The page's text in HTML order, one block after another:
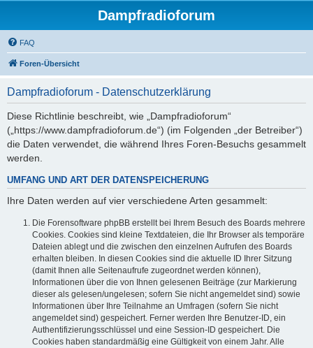
Dampfradioforum
FAQ
Foren-Übersicht
Dampfradioforum - Datenschutzerklärung
Diese Richtlinie beschreibt, wie „Dampfradioforum“
(„https://www.dampfradioforum.de“) (im Folgenden „der Betreiber“)
die Daten verwendet, die während Ihres Foren-Besuchs gesammelt
werden.
UMFANG UND ART DER DATENSPEICHERUNG
Ihre Daten werden auf vier verschiedene Arten gesammelt:
Die Forensoftware phpBB erstellt bei Ihrem Besuch des Boards mehrere
Cookies. Cookies sind kleine Textdateien, die Ihr Browser als temporäre
Dateien ablegt und die zwischen den einzelnen Aufrufen des Boards
erhalten bleiben. In diesen Cookies sind die aktuelle ID Ihrer Sitzung
(damit Ihnen alle Seitenaufrufe zugeordnet werden können),
Informationen über die von Ihnen gelesenen Beiträge (zur Markierung
dieser als gelesen/ungelesen; sofern Sie nicht angemeldet sind) sowie
Informationen über Ihre Teilnahme an Umfragen (sofern Sie nicht
angemeldet sind) gespeichert. Ferner werden Ihre Benutzer-ID, ein
Authentifizierungsschlüssel und eine Session-ID gespeichert. Die
Cookies haben standardmäßig eine Gültigkeit von einem Jahr. Alle